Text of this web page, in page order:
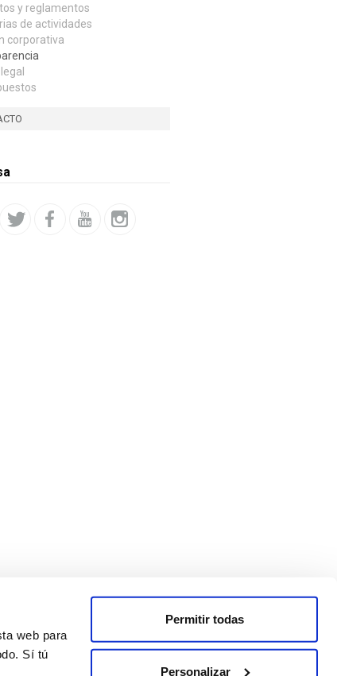
web para
Sí tú
Permitir todas
Personalizar
y reglamentos
de actividades
corporativa